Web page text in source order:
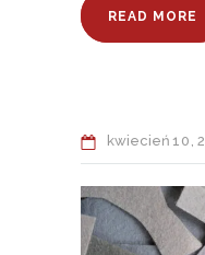
READ MORE
kwiecień 10